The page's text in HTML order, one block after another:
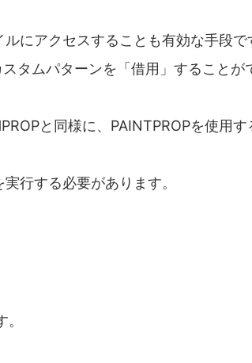
にアクセスすることも有効な手段で
タムパターンを「借用」することが
と同様に、PAINTPROPを使用す
行する必要があります。